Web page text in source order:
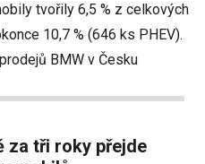
tvořily 6,5 % z celkových
10,7 % (646 ks PHEV).
BMW v Česku